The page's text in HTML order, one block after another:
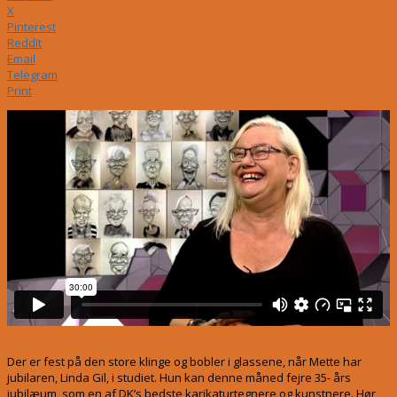
X
Pinterest
ReddIt
Email
Telegram
Print
Der er fest på den store klinge og bobler i glassene, nårMette har
jubilaren, Linda Gil, i studiet. Hun kan denne måned fejre 35- års
jubilæum, som en af DK’s bedste karikaturtegnere og kunstnere. Hør